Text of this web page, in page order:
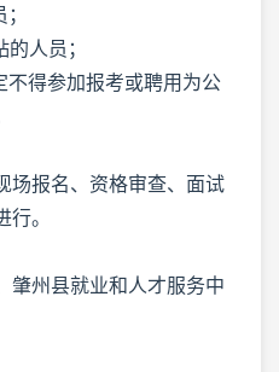
人员；
不得参加报考或聘用为公
场报名、资格审查、面试
。
肇州县就业和人才服务中